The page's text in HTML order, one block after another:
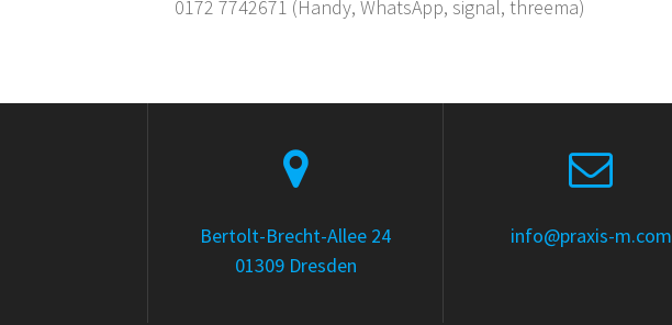
0172 7742671 (Handy, WhatsApp, signal, threema)
Bertolt-Brecht-Allee 24
01309 Dresden
info@praxis-m.com